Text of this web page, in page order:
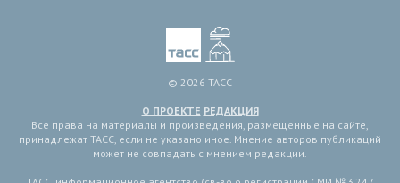
© 2026 ТАСС
О ПРОЕКТЕ РЕДАКЦИЯ
Все права на материалы и произведения, размещенные на сайте,
принадлежат ТАСС, если не указано иное. Мнение авторов публикаций
может не совпадать с мнением редакции.